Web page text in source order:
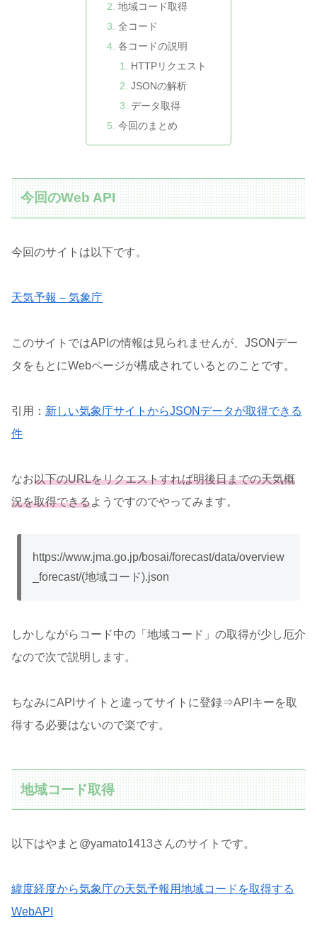
地域コード取得
全コード
各コードの説明
HTTPリクエスト
JSONの解析
データ取得
今回のまとめ
今回のWeb API
今回のサイトは以下です。
天気予報 – 気象庁
このサイトではAPIの情報は見られませんが、JSONデー
タをもとにWebページが構成されているとのことです。
引用： 新しい気象庁サイトからJSONデータが取得できる
件
なお以下のURLをリクエストすれば明後日までの天気概
況を取得できるようですのでやってみます。
https://www.jma.go.jp/bosai/forecast/data/overview
_forecast/(地域コード).json
しかしながらコード中の「地域コード」の取得が少し厄介
なので次で説明します。
ちなみにAPIサイトと違ってサイトに登録⇒APIキーを取
得する必要はないので楽です。
地域コード取得
以下はやまと@yamato1413さんのサイトです。
緯度経度から気象庁の天気予報用地域コードを取得する
WebAPI